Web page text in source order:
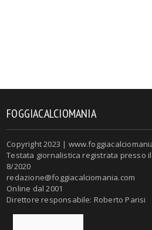
FOGGIACALCIOMANIA
Copyright 2023 |
Testata giornalistica registrata presso
8/2020
redazione@foggiacalciomania.com
Online dal 2001
Direttore responsabile: Roberto Parisi